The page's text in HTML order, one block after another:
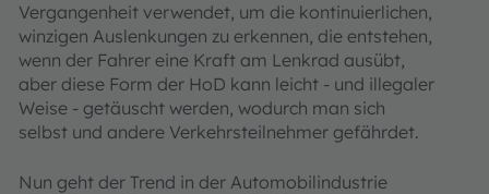
Vergangenheit verwendet, um die kontinuierlichen,
winzigen Auslenkungen zu erkennen, die entstehen,
wenn der Fahrer eine Kraft am Lenkrad ausübt,
aber diese Form der HoD kann leicht - und illegaler
Weise - getäuscht werden, wodurch man sich
selbst und andere Verkehrsteilnehmer gefährdet.
Nun geht der Trend in der Automobilindustrie